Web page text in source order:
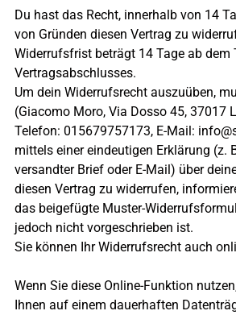
Du hast das Recht, innerhalb von 14
von Gründen diesen Vertrag zu
Widerrufsfrist beträgt 14 Tage ab dem
Vertragsabschlusses.
Um dein Widerrufsrecht auszuüben,
(Giacomo Moro, Via Dosso 45, 37017
Telefon: 015679757173, E-Mail:
mittels einer eindeutigen Erklärung (z.
versandter Brief oder E-Mail) über
diesen Vertrag zu widerrufen,
das beigefügte Muster-
jedoch nicht vorgeschrieben ist.
Sie können Ihr Widerrufsrecht auch
Wenn Sie diese Online-Funktion
Ihnen auf einem dauerhaften
SoloItaliano
Online